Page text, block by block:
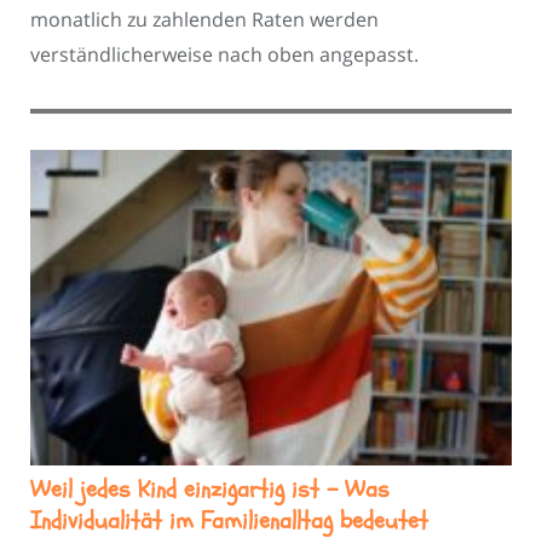
monatlich zu zahlenden Raten werden
verständlicherweise nach oben angepasst.
Weil jedes Kind einzigartig ist – Was
Individualität im Familienalltag bedeutet